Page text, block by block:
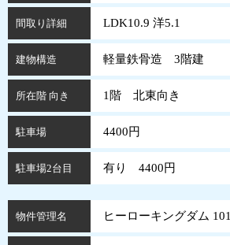
間取り詳細 LDK10.9 洋5.1
建物構造 軽量鉄骨造 3階建
所在階 向き 1階 北東向き
駐車場 4400円
駐車場2台目 有り 4400円
物件管理名 ヒーローキングダム 101